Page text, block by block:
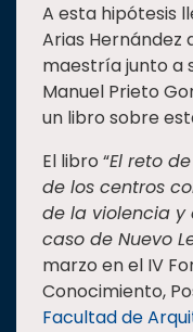
A esta hipótesis
Arias Hernández
maestría junto a
Manuel Prieto
un libro sobre
El libro “El reto
de los centros
de la violencia y
caso de Nuevo
marzo en el IV
Conocimiento,
Facultad de